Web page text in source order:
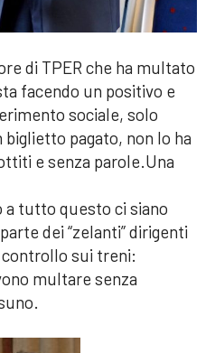
di TPER che ha multato
facendo un positivo e
sociale, solo
pagato, non lo ha
e senza parole.Una
a tutto questo ci siano
dei “zelanti” dirigenti
controllo sui treni:
multare senza